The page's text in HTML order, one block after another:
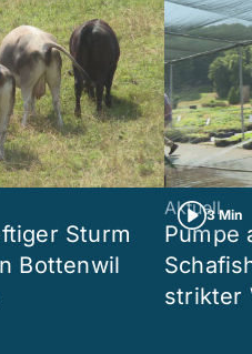
Sturm
Bottenwil
3 Min
Aktuell
Pumpe
strikter